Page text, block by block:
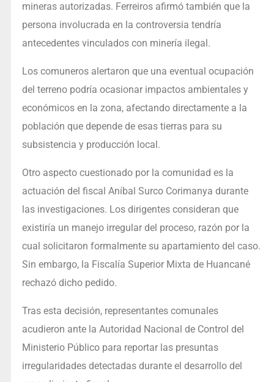
mineras autorizadas. Ferreiros afirmó también que la
persona involucrada en la controversia tendría
antecedentes vinculados con minería ilegal.
Los comuneros alertaron que una eventual ocupación
del terreno podría ocasionar impactos ambientales y
económicos en la zona, afectando directamente a la
población que depende de esas tierras para su
subsistencia y producción local.
Otro aspecto cuestionado por la comunidad es la
actuación del fiscal Aníbal Surco Corimanya durante
las investigaciones. Los dirigentes consideran que
existiría un manejo irregular del proceso, razón por la
cual solicitaron formalmente su apartamiento del caso.
Sin embargo, la Fiscalía Superior Mixta de Huancané
rechazó dicho pedido.
Tras esta decisión, representantes comunales
acudieron ante la Autoridad Nacional de Control del
Ministerio Público para reportar las presuntas
irregularidades detectadas durante el desarrollo del